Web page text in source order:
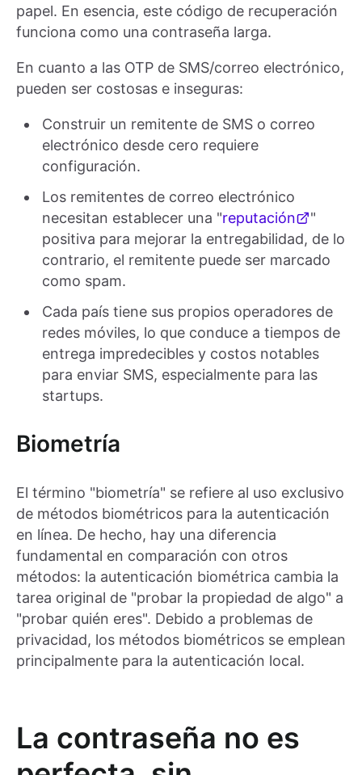
papel. En esencia, este código de recuperación
funciona como una contraseña larga.
En cuanto a las OTP de SMS/correo electrónico,
pueden ser costosas e inseguras:
Construir un remitente de SMS o correo
electrónico desde cero requiere
configuración.
Los remitentes de correo electrónico
necesitan establecer una "reputación
"
positiva para mejorar la entregabilidad, de lo
contrario, el remitente puede ser marcado
como spam.
Cada país tiene sus propios operadores de
redes móviles, lo que conduce a tiempos de
entrega impredecibles y costos notables
para enviar SMS, especialmente para las
startups.
Biometría
El término "biometría" se refiere al uso exclusivo
de métodos biométricos para la autenticación
en línea. De hecho, hay una diferencia
fundamental en comparación con otros
métodos: la autenticación biométrica cambia la
tarea original de "probar la propiedad de algo" a
"probar quién eres". Debido a problemas de
privacidad, los métodos biométricos se emplean
principalmente para la autenticación local.
La contraseña no es